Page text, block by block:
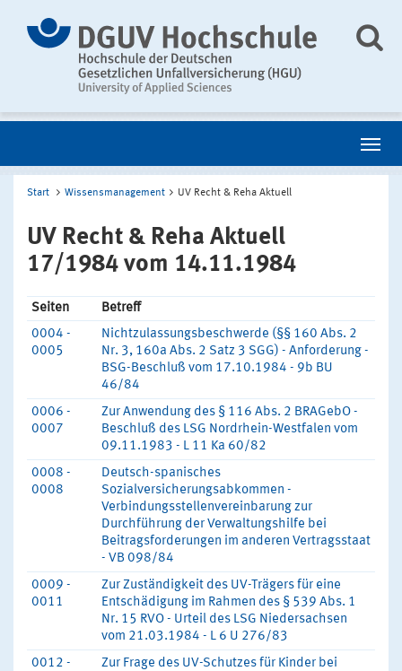
Start Wissensmanagement UV Recht & Reha Aktuell
UV Recht & Reha Aktuell
17/1984 vom 14.11.1984
Seiten
Betreff
0004 -
0005
Nichtzulassungsbeschwerde (§§ 160 Abs. 2
Nr. 3, 160a Abs. 2 Satz 3 SGG) - Anforderung -
BSG-Beschluß vom 17.10.1984 - 9b BU
46/84
0006 -
0007
Zur Anwendung des § 116 Abs. 2 BRAGebO -
Beschluß des LSG Nordrhein-Westfalen vom
09.11.1983 - L 11 Ka 60/82
0008 -
0008
Deutsch-spanisches
Sozialversicherungsabkommen -
Verbindungsstellenvereinbarung zur
Durchführung der Verwaltungshilfe bei
Beitragsforderungen im anderen Vertragsstaat
- VB 098/84
0009 -
0011
Zur Zuständigkeit des UV-Trägers für eine
Entschädigung im Rahmen des § 539 Abs. 1
Nr. 15 RVO - Urteil des LSG Niedersachsen
vom 21.03.1984 - L 6 U 276/83
0012 -
Zur Frage des UV-Schutzes für Kinder bei